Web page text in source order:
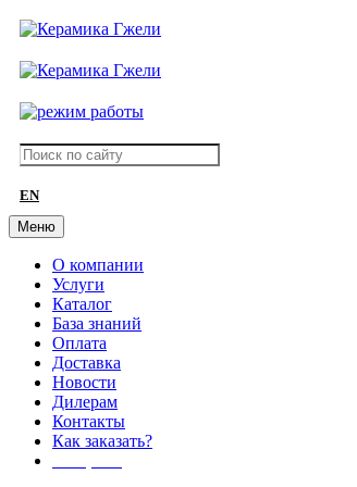
EN
Меню
О компании
Услуги
Каталог
База знаний
Оплата
Доставка
Новости
Дилерам
Контакты
Как заказать?